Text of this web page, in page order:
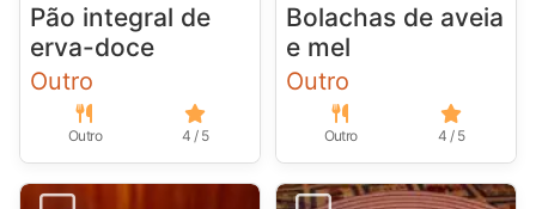
Pão integral de
erva-doce
Outro
Outro 4 / 5
Bolachas de aveia
e mel
Outro
Outro 4 / 5